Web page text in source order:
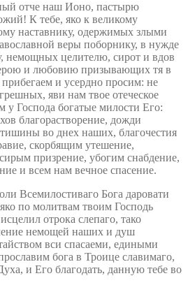
отче наш Ионо, пастырю
К тебе, яко к великому
наставнику, одержимых злыми
веры поборнику, в нужде
немощных целителю, сирот и вдов
и любовию призывающих тя в
и усердно просим: не
яви нам твое отеческое
у Господа богатые милости Его:
благорастворение, дожди
во днех наших, благочестия
скорбящим утешение,
призрение, убогим снабдение,
и всем нам вечное спасение.
Всемилостиваго Бога даровати
по молитвам твоим Господь
отрока слепаго, тако
немощей наших и душ
вси спасаеми, едиными
бога в Троице славимаго,
и Его благодать, данную тебе во